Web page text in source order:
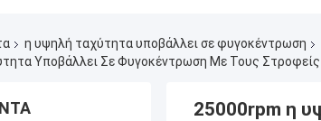
η υψηλή ταχύτητα υποβάλλει σε φυγοκέντρωση
Υποβάλλει Σε Φυγοκέντρωση Με Τους Στροφείς
25000rpm η